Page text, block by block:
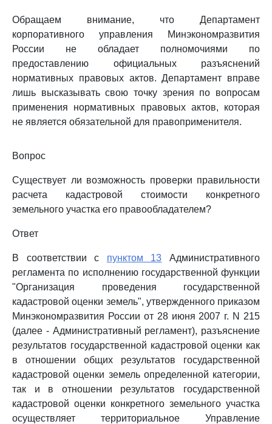
Обращаем внимание, что Департамент
корпоративного управления Минэкономразвития
России не обладает полномочиями по
предоставлению официальных разъяснений
нормативных правовых актов. Департамент вправе
лишь высказывать свою точку зрения по вопросам
применения нормативных правовых актов, которая
не является обязательной для правоприменителя.
Вопрос
Существует ли возможность проверки правильности
расчета кадастровой стоимости конкретного
земельного участка его правообладателем?
Ответ
В соответствии с пунктом 13 Административного
регламента по исполнению государственной функции
"Организация проведения государственной
кадастровой оценки земель", утвержденного приказом
Минэкономразвития России от 28 июня 2007 г. N 215
(далее - Административный регламент), разъяснение
результатов государственной кадастровой оценки как
в отношении общих результатов государственной
кадастровой оценки земель определенной категории,
так и в отношении результатов государственной
кадастровой оценки конкретного земельного участка
осуществляет территориальное Управление